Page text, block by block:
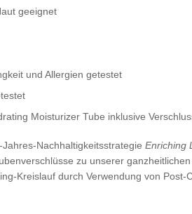
geeignet
und Allergien getestet
Moisturizer Tube inklusive
Nachhaltigkeitsstrategie Enriching
zu unserer
Kreislauf durch Verwendung von Post-